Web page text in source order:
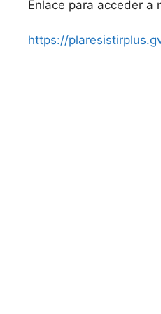
Enlace para acceder a
https://